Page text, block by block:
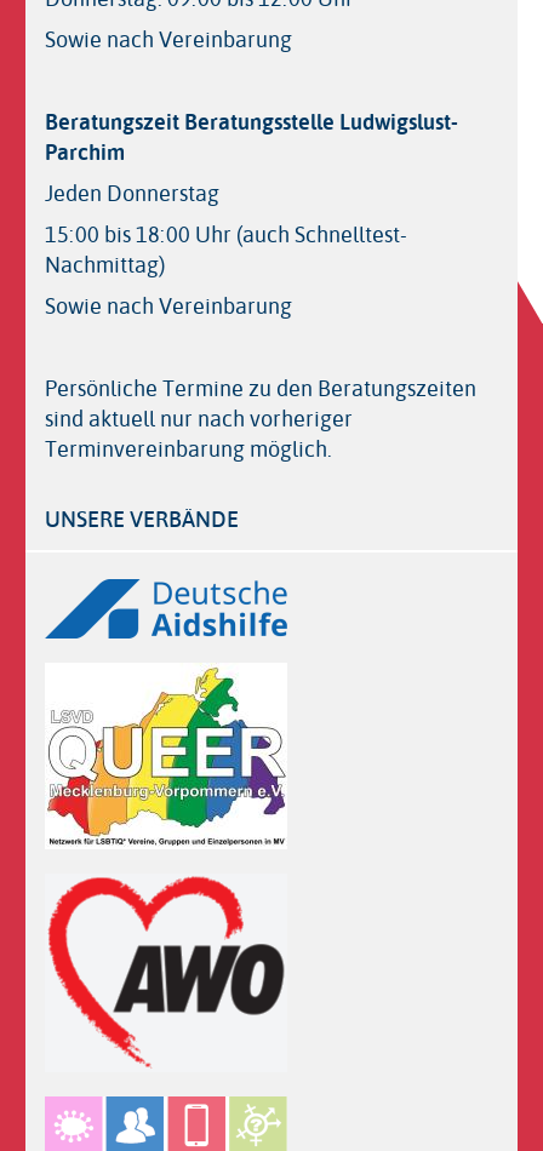
Sowie nach Vereinbarung
Beratungszeit Beratungsstelle Ludwigslust-
Parchim
Jeden Donnerstag
15:00 bis 18:00 Uhr (auch Schnelltest-
Nachmittag)
Sowie nach Vereinbarung
Persönliche Termine zu den Beratungszeiten
sind aktuell nur nach vorheriger
Terminvereinbarung möglich.
UNSERE VERBÄNDE
Logos